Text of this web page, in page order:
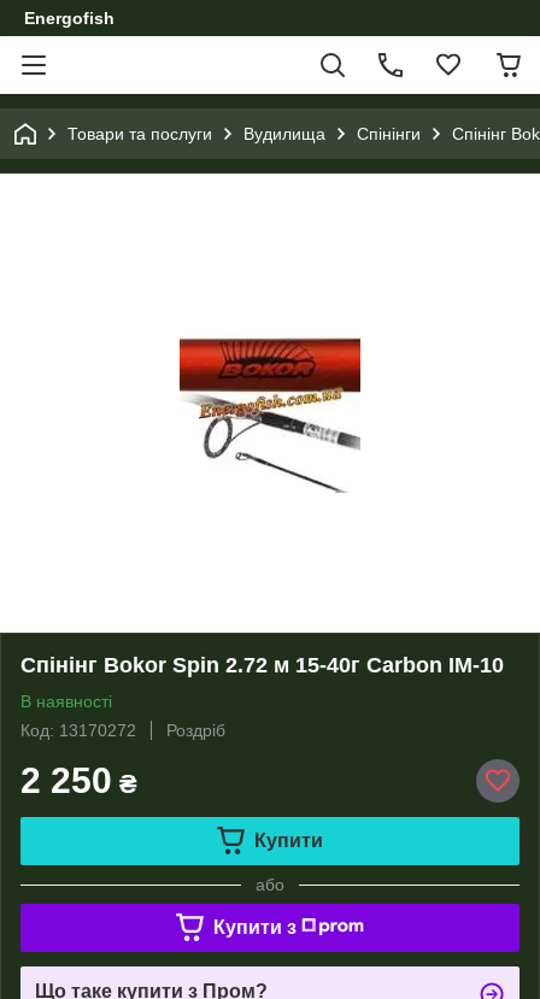
Energofish
Товари та послуги Вудилища Спінінги Спінінг
Спінінг Bokor Spin 2.72 м 15-40г Carbon IM-10
В наявності
Код: 13170272
Роздріб
2 250 ₴
Купити
або
Купити з
Що таке купити з Пром?